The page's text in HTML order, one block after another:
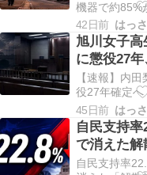
声明では、フ
よる当事者
きる備えを
機器で約
できる備えを
方不明者統計
表） 認知症の
GPS機器で
族ができる
している数分
と…
42日前 はっ
旭川女子高
に懲役27
かった？
解説
【速報】内
役27年確定へ
なぜ死刑でな
か 速報・追
内田被告、
27年が確定
護側は旭川地
45日前 はっ
自民支持率
で消えた解
者離反の背
自民支持率